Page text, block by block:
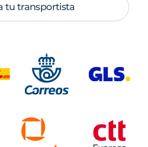
tu transportista